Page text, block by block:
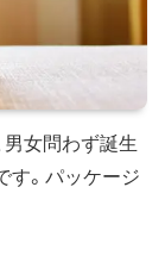
男女問わず誕生
す。パッケージ